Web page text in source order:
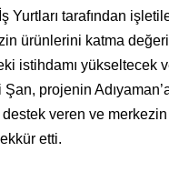
İş Yurtları tarafından
ürünlerini katma
istihdamı yükseltecek
projenin
destek veren ve
etti.